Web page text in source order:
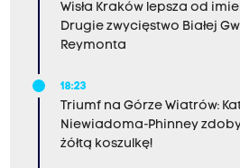
Wisła Kraków lepsza od
Drugie zwycięstwo Białej
Reymonta
18:23
Triumf na Górze Wiatrów:
Niewiadoma-Phinney
żółtą koszulkę!